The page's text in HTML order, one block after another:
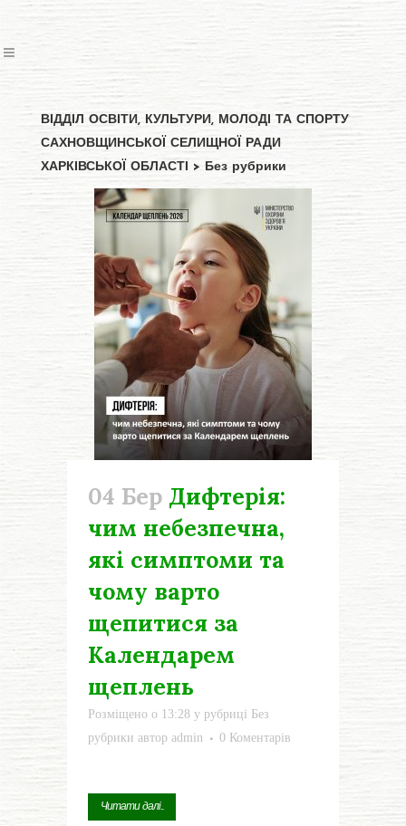
ВІДДІЛ ОСВІТИ, КУЛЬТУРИ, МОЛОДІ ТА СПОРТУ
САХНОВЩИНСЬКОЇ СЕЛИЩНОЇ РАДИ
ХАРКІВСЬКОЇ ОБЛАСТІ > Без рубрики
04 Бер Дифтерія:
чим небезпечна,
які симптоми та
чому варто
щепитися за
Календарем
щеплень
Розміщено о 13:28 у рубриці Без
рубрики автор admin 0 Коментарів
Читати далі...